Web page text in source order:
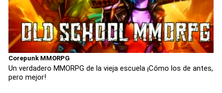
Corepunk MMORPG
Un verdadero MMORPG de la vieja escuela ¡Cómo los de antes,
pero mejor!